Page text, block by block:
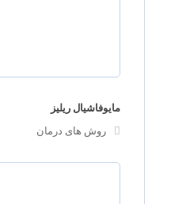
مایوفاشیال ریلیز
روش های درمان